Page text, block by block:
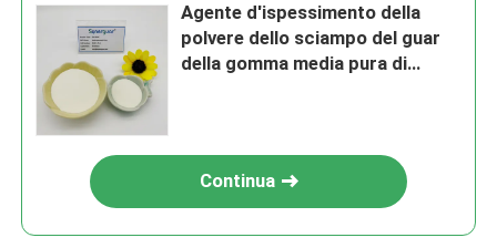
Agente d'ispessimento della
polvere dello sciampo del guar
della gomma media pura di
Continua